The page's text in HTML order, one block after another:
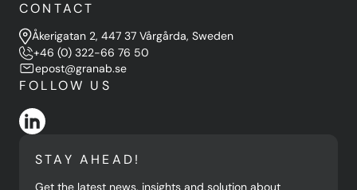
CONTACT
Åkerigatan 2, 447 37 Vårgårda, Sweden
+46 (0) 322-66 76 50
epost@granab.se
FOLLOW US
STAY AHEAD!